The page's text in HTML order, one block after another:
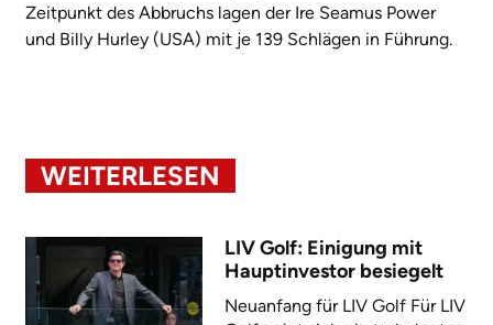
Zeitpunkt des Abbruchs lagen der Ire Seamus Power
und Billy Hurley (USA) mit je 139 Schlägen in Führung.
WEITERLESEN
LIV Golf: Einigung mit
Hauptinvestor besiegelt
Neuanfang für LIV Golf Für LIV